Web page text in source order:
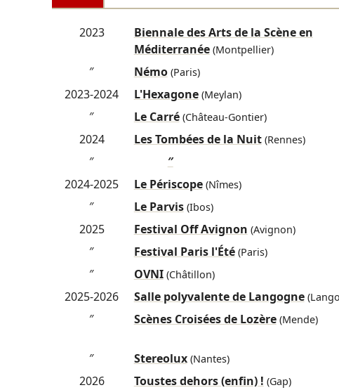
2023
Biennale des Arts de la Scène en
Méditerranée(Montpellier)
″
Némo(Paris)
2023-2024
L'Hexagone(Meylan)
″ Le Carré(Château-Gontier)
2024 Les Tombées de la Nuit(Rennes)
″
″
2024-2025
Le Périscope(Nîmes)
″ Le Parvis(Ibos)
2025 Festival Off Avignon (Avignon)
″
Festival Paris l'Été(Paris)
″
OVNI(Châtillon)
2025-2026
Salle polyvalente de Langogne
″ Scènes Croisées de Lozère(Mende)
″ Stereolux(Nantes)
2026 Toustes dehors (enfin) ! (Gap)